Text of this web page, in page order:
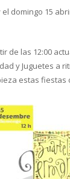
el domingo 15
de las 12:00
y Juguetes a
estas fiestas